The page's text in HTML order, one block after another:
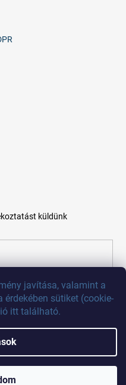
javítása, valamint a
érdekében sütiket (cookie-
itt található.
küldünk
Minden jog fenntartva.